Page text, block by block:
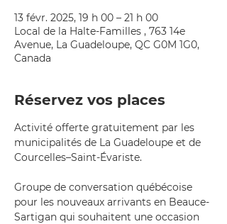
13 févr. 2025, 19 h 00 – 21 h 00
Local de la Halte-Familles , 763 14e
Avenue, La Guadeloupe, QC G0M 1G0,
Canada
Réservez vos places
Activité offerte gratuitement par les
municipalités de La Guadeloupe et de
Courcelles–Saint-Évariste.
Groupe de conversation québécoise
pour les nouveaux arrivants en Beauce-
Sartigan qui souhaitent une occasion